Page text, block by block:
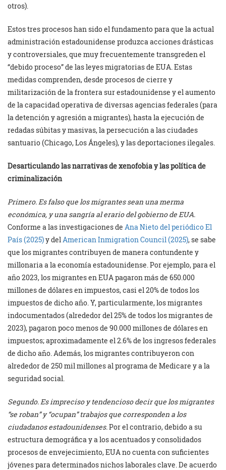
otros).
Estos tres procesos han sido el fundamento para que la actual
administración estadounidense produzca acciones drásticas
y controversiales, que muy frecuentemente transgreden el
“debido proceso” de las leyes migratorias de EUA. Estas
medidas comprenden, desde procesos de cierre y
militarización de la frontera sur estadounidense y el aumento
de la capacidad operativa de diversas agencias federales (para
la detención y agresión a migrantes), hasta la ejecución de
redadas súbitas y masivas, la persecución a las ciudades
santuario (Chicago, Los Ángeles), y las deportaciones ilegales.
Desarticulando las narrativas de xenofobia y las política de
criminalización
Primero. Es falso que los migrantes sean una merma
económica, y una sangría al erario del gobierno de EUA.
Conforme a las investigaciones de Ana Nieto del periódico El
País (2025)y delAmericanInmigrationCouncil (2025), se sabe
que los migrantes contribuyen de manera contundente y
millonaria a la economía estadounidense. Por ejemplo, para el
año 2023, los migrantes en EUA pagaron más de 650.000
millones de dólares en impuestos, casi el 20% de todos los
impuestos de dicho año. Y, particularmente, los migrantes
indocumentados (alrededor del 25% de todos los migrantes de
2023), pagaron poco menos de 90.000 millones de dólares en
impuestos; aproximadamente el 2.6% de los ingresos federales
de dicho año. Además, los migrantes contribuyeron con
alrededor de 250 mil millones al programa de Medicare y a la
seguridad social.
Segundo. Es impreciso y tendencioso decir que los migrantes
“se roban” y “ocupan” trabajos que corresponden a los
ciudadanos estadounidenses.Por el contrario, debido a su
estructura demográfica y a los acentuados y consolidados
procesos de envejecimiento, EUA no cuenta con suficientes
jóvenes para determinados nichos laborales clave. De acuerdo